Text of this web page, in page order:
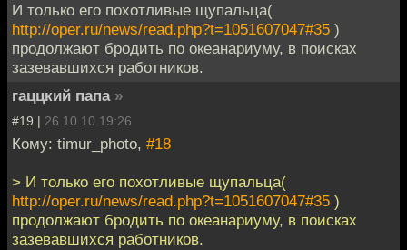
И только его похотливые щупальца(
http://oper.ru/news/read.php?t=1051607047#35 )
продолжают бродить по океанариуму, в поисках
зазевавшихся работников.
гаццкий папа »
#19 | 26.10.10 19:26
Кому: timur_photo, #18
> И только его похотливые щупальца(
http://oper.ru/news/read.php?t=1051607047#35 )
продолжают бродить по океанариуму, в поисках
зазевавшихся работников.